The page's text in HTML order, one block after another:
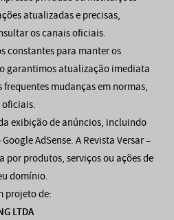
atualizadas e precisas,
os canais oficiais.
constantes para manter os
garantimos atualização imediata
mudanças em normas,
oficiais.
exibição de anúncios, incluindo
AdSense. A Revista Versar –
por produtos, serviços ou ações de
domínio.
projeto de:
LTDA